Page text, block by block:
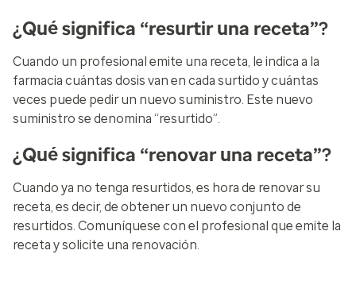
¿Qué significa “resurtir una receta”?
Cuando un profesional emite una receta, le indica a la
farmacia cuántas dosis van en cada surtido y cuántas
veces puede pedir un nuevo suministro. Este nuevo
suministro se denomina “resurtido”.
¿Qué significa “renovar una receta”?
Cuando ya no tenga resurtidos, es hora de renovar su
receta, es decir, de obtener un nuevo conjunto de
resurtidos. Comuníquese con el profesional que emite la
receta y solicite una renovación.